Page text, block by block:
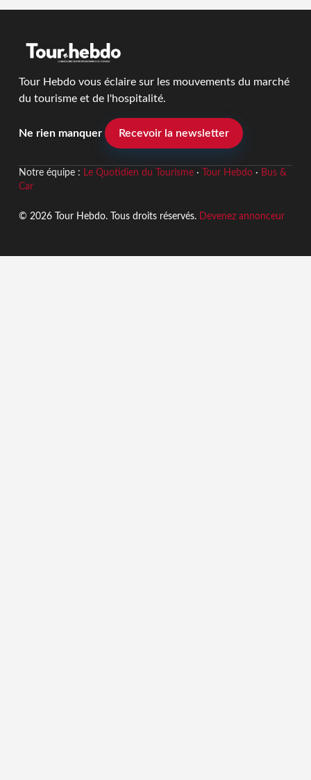
Tour Hebdo vous éclaire sur les mouvements du marché
du tourisme et de l'hospitalité.
Ne rien manquer Recevoir la newsletter
Notre équipe : Le Quotidien du Tourisme· Tour Hebdo· Bus &
Car
© 2026 Tour Hebdo. Tous droits réservés. Devenez annonceur